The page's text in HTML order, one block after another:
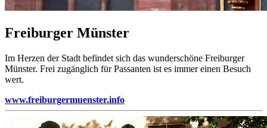
Freiburger Münster
Im Herzen der Stadt befindet sich das wunderschöne Freiburger
Münster. Frei zugänglich für Passanten ist es immer einen Besuch
wert.
www.freiburgermuenster.info